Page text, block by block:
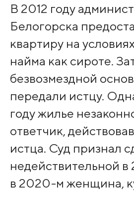
В 2012 году
Белогорска
квартиру на
найма как сироте.
безвозмездной
передали истцу.
году жилье
ответчик,
истца. Суд признал
недействительной в
в 2020-м женщина,